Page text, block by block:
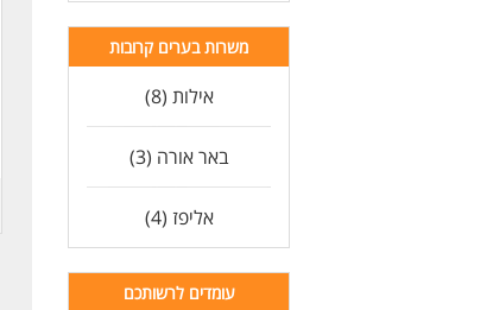
משרות בערים קרובות
אילות (8)
באר אורה (3)
אליפז (4)
עומדים לרשותכם